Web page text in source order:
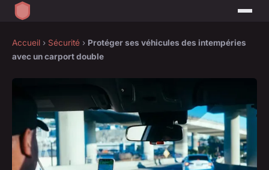
Accueil › Sécurité › Protéger ses véhicules des intempéries
avec un carport double